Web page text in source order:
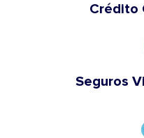
Crédito
Seguros